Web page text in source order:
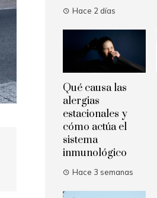
Hace 2 días
Qué causa las
alergias
estacionales y
cómo actúa el
sistema
inmunológico
Hace 3 semanas